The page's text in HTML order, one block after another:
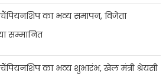
चैंपियनशिप का भव्य समापन, विजेता
सम्मानित
का भव्य शुभारंभ, खेल मंत्री श्रेयसी